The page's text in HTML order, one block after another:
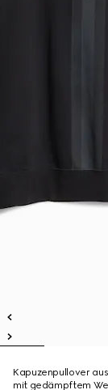
Kapuzenpullover
mit gedämpftem